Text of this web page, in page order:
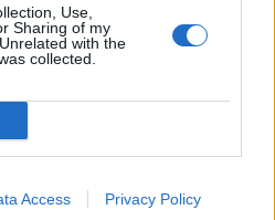
Use,
Sharing of my
with the
collected.
Access Privacy Policy